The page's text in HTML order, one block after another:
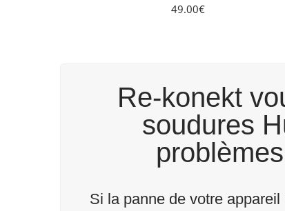
49.00€
Re-konekt
soudures
Si la panne de votre